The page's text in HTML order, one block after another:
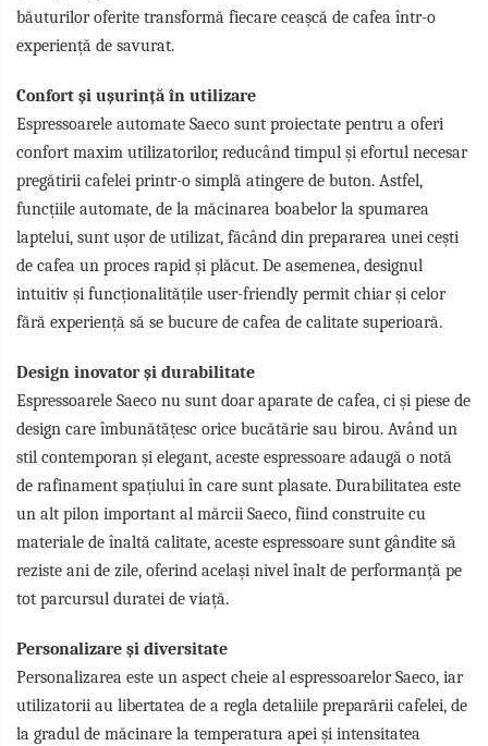
băuturilor oferite transformă fiecare ceașcă de cafea într-o
experiență de savurat.
Confort și ușurință în utilizare
Espressoarele automate Saeco sunt proiectate pentru a oferi
confort maxim utilizatorilor, reducând timpul și efortul necesar
pregătirii cafelei printr-o simplă atingere de buton. Astfel,
funcțiile automate, de la măcinarea boabelor la spumarea
laptelui, sunt ușor de utilizat, făcând din prepararea unei cești
de cafea un proces rapid și plăcut. De asemenea, designul
intuitiv și funcționalitățile user-friendly permit chiar și celor
fără experiență să se bucure de cafea de calitate superioară.
Design inovator și durabilitate
Espressoarele Saeco nu sunt doar aparate de cafea, ci și piese de
design care îmbunătățesc orice bucătărie sau birou. Având un
stil contemporan și elegant, aceste espressoare adaugă o notă
de rafinament spațiului în care sunt plasate. Durabilitatea este
un alt pilon important al mărcii Saeco, fiind construite cu
materiale de înaltă calitate, aceste espressoare sunt gândite să
reziste ani de zile, oferind același nivel înalt de performanță pe
tot parcursul duratei de viață.
Personalizare și diversitate
Personalizarea este un aspect cheie al espressoarelor Saeco, iar
utilizatorii au libertatea de a regla detaliile preparării cafelei, de
la gradul de măcinare la temperatura apei și intensitatea